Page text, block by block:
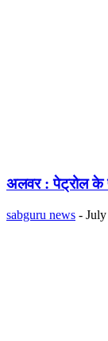
अलवर : पेट्रोल के
sabguru news -